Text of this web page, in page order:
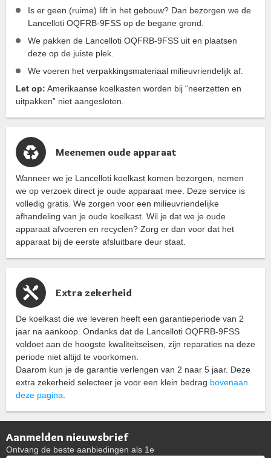
Is er geen (ruime) lift in het gebouw? Dan bezorgen we de
Lancelloti OQFRB-9FSS op de begane grond.
We pakken de Lancelloti OQFRB-9FSS uit en plaatsen
deze op de juiste plek.
We voeren het verpakkingsmateriaal milieuvriendelijk af.
Let op: Amerikaanse koelkasten worden bij “neerzetten en
uitpakken” niet aangesloten.
Meenemen oude apparaat
Wanneer we je Lancelloti koelkast komen bezorgen, nemen
we op verzoek direct je oude apparaat mee. Deze service is
volledig gratis. We zorgen voor een milieuvriendelijke
afhandeling van je oude koelkast. Wil je dat we je oude
apparaat afvoeren en recyclen? Zorg er dan voor dat het
apparaat bij de eerste afsluitbare deur staat.
Extra zekerheid
De koelkast die we leveren heeft een garantieperiode van 2
jaar na aankoop. Ondanks dat de Lancelloti OQFRB-9FSS
voldoet aan de hoogste kwaliteitseisen, zijn reparaties na deze
periode niet altijd te voorkomen.
Daarom kun je de garantie verlengen van 2 naar 5 jaar. Deze
extra zekerheid selecteer je voor een klein bedrag bovenaan
deze pagina
Aanmelden nieuwsbrief
Ontvang de beste aanbiedingen als 1e